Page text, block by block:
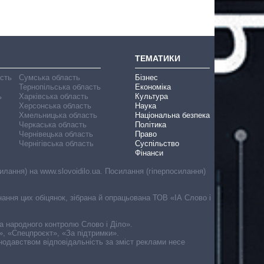
Сумська область
Тернопільська область
Харківська область
Херсонська область
Хмельницька область
Черкаська область
Чернівецька область
Чернігівська область
ТЕМАТИКИ
Бізнес
Економіка
Культура
Наука
Національна безпека
Політика
Право
Суспільство
Фінанси
на www.slovoidilo.ua. Посилання (гіперпосилання)
цих обіцянок, зібрана й опрацьована ТОВ «ІА Слово і
народного контролю Слово і Діло».
«Спецпроєкт», «За підтримки».
відповідальність за зміст реклами несе